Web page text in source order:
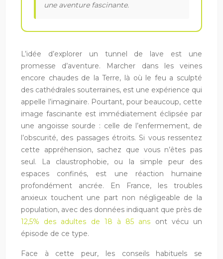
une aventure fascinante.
L’idée d’explorer un tunnel de lave est une
promesse d’aventure. Marcher dans les veines
encore chaudes de la Terre, là où le feu a sculpté
des cathédrales souterraines, est une expérience qui
appelle l’imaginaire. Pourtant, pour beaucoup, cette
image fascinante est immédiatement éclipsée par
une angoisse sourde : celle de l’enfermement, de
l’obscurité, des passages étroits. Si vous ressentez
cette appréhension, sachez que vous n’êtes pas
seul. La claustrophobie, ou la simple peur des
espaces confinés, est une réaction humaine
profondément ancrée. En France, les troubles
anxieux touchent une part non négligeable de la
population, avec des données indiquant que près de
12,5% des adultes de 18 à 85 ans ont vécu un
épisode de ce type.
Face à cette peur, les conseils habituels se